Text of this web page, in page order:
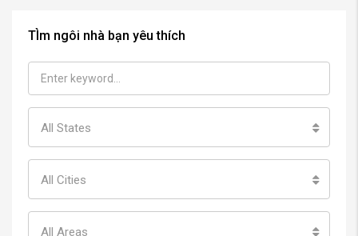
TÌm ngôi nhà bạn yêu thích
All States
All Cities
All Areas